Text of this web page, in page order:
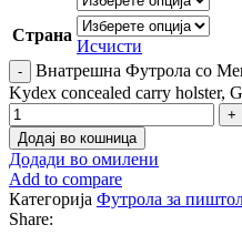
Страна
Исчисти
Внатрешна Футрола со
Kydex concealed carry holster,
Додај во кошница
Додади во омилени
Add to compare
Категорија Футрола за
Share: